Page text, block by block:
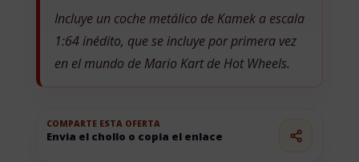
Incluye un coche metálico de Kamek a escala
1:64 inédito, que se incluye por primera vez
en el mundo de Mario Kart de Hot Wheels.
COMPARTE ESTA OFERTA
Envia el chollo o copia el enlace